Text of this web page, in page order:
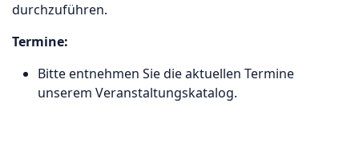
durchzuführen.
Termine:
Bitte entnehmen Sie die aktuellen Termine
unserem Veranstaltungskatalog.